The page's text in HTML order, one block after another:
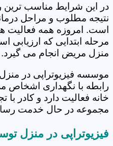
در این شرایط مناسب
نتیجه مطلوب و مراحل
است. امروزه همه فعالیت
مرحله ابتدایی که ارزیابی
منزل مریض انجام می گیرد.
موسسه فیزیوتراپی در
رابطه با نگهداری اشخاص
خانه فعالیت دارد و کادر
مجموعه در حال خدمت
فیزیوتراپی در منزل